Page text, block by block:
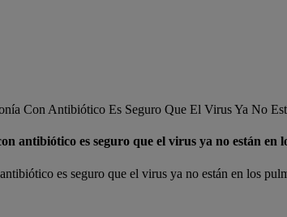
Con Antibiótico Es Seguro Que El Virus Ya No
antibiótico es seguro que el virus ya no están en
es seguro que el virus ya no están en los